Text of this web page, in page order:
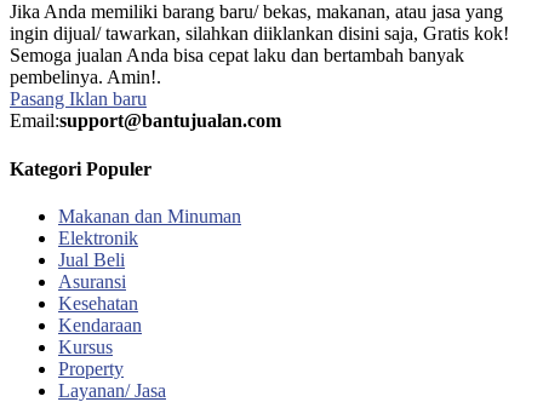
Jika Anda memiliki barang baru/ bekas, makanan, atau jasa yang
ingin dijual/ tawarkan, silahkan diiklankan disini saja, Gratis kok!
Semoga jualan Anda bisa cepat laku dan bertambah banyak
pembelinya. Amin!.
Pasang Iklan baru
Email:support@bantujualan.com
Kategori Populer
Makanan dan Minuman
Elektronik
Jual Beli
Asuransi
Kesehatan
Kendaraan
Kursus
Property
Layanan/ Jasa